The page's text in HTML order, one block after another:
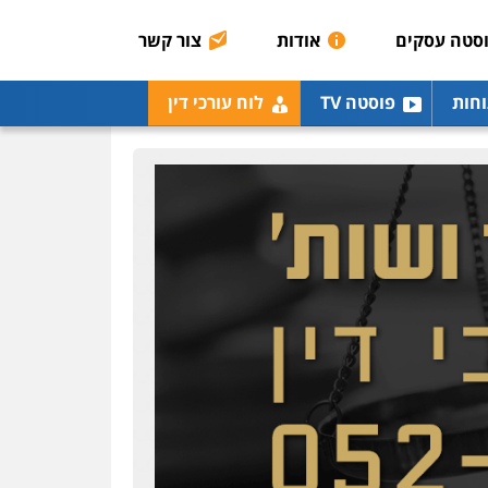
עסקים אודות צור קשר
פוסטה TV לוח עורכי דין
0504456555
גיל דביר – משרד עורכי
דין
פלילי פשיעה כלכלית
עו"ד יאיר בן סימון
נזיקין ביטוח
0505719060
חנא בולוס – משרד עורכי
פלילי פשיעה חמורה
צווארון לבן